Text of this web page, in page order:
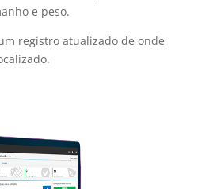
e peso.
registro atualizado de onde